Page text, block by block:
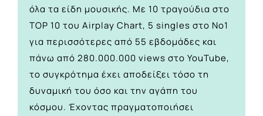
όλα τα είδη μουσικής. Με 10 τραγούδια στο
ΤΟP 10 του Airplay Chart, 5 singles στο Νο1
για περισσότερες από 55 εβδομάδες και
πάνω από 280.000.000 views στο YouTube,
το συγκρότημα έχει αποδείξει τόσο τη
δυναμική του όσο και την αγάπη του
κόσμου. Έχοντας πραγματοποιήσει